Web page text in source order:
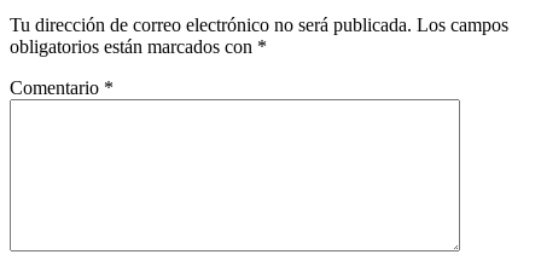
Tu dirección de correo electrónico no será publicada. Los campos
obligatorios están marcados con *
Comentario *